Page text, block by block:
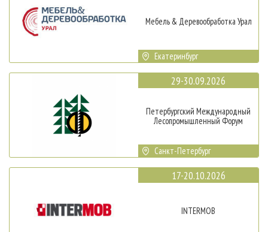
Мебель & Деревообработка Урал
Екатеринбург
29-30.09.2026
Петербургский Международный
Лесопромышленный Форум
Санкт-Петербург
17-20.10.2026
INTERMOB